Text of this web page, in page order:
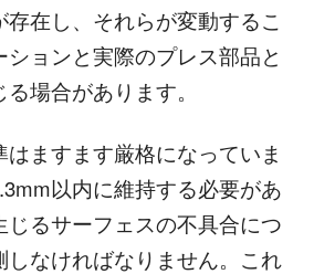
存在し、それらが変動するこ
ションと実際のプレス部品と
場合があります。
ますます厳格になっていま
以内に維持する必要があ
じるサーフェスの不具合につ
しなければなりません。これ